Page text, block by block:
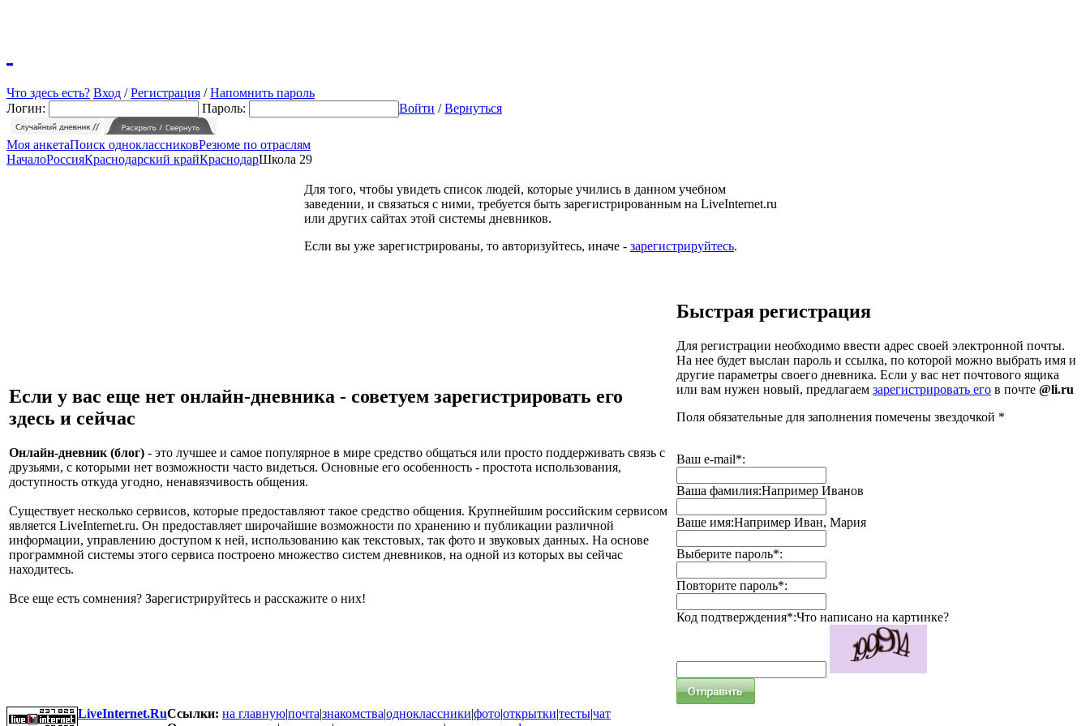
Что здесь есть? Вход /Регистрация /Напомнить пароль
Логин:
Пароль: Войти /Вернуться
Моя анкетаПоиск одноклассниковРезюме по отраслям
НачалоРоссияКраснодарский крайКраснодарШкола 29
Для того, чтобы увидеть список людей, которые учились в данном учебном
заведении, и связаться с ними, требуется быть зарегистрированным на LiveInternet.ru
или других сайтах этой системы дневников.
Если вы уже зарегистрированы, то авторизуйтесь, иначе - зарегистрируйтесь.
Если у вас еще нет онлайн-дневника - советуем зарегистрировать его
здесь и сейчас
Онлайн-дневник (блог) - это лучшее и самое популярное в мире средство общаться или просто поддерживать связь с
друзьями, с которыми нет возможности часто видеться. Основные его особенность - простота использования,
доступность откуда угодно, ненавязчивость общения.
Существует несколько сервисов, которые предоставляют такое средство общения. Крупнейшим российским сервисом
является LiveInternet.ru. Он предоставляет широчайшие возможности по хранению и публикации различной
информации, управлению доступом к ней, использованию как текстовых, так фото и звуковых данных. На основе
программной системы этого сервиса построено множество систем дневников, на одной из которых вы сейчас
находитесь.
Все еще есть сомнения? Зарегистрируйтесь и расскажите о них!
Быстрая регистрация
Для регистрации необходимо ввести адрес своей электронной почты.
На нее будет выслан пароль и ссылка, по которой можно выбрать имя и
другие параметры своего дневника. Если у вас нет почтового ящика
или вам нужен новый, предлагаем зарегистрировать его в почте @li.ru
Поля обязательные для заполнения помечены звездочкой *
Ваш e-mail*:
Ваша фамилия:Например Иванов
Ваше имя:Например Иван, Мария
Выберите пароль*:
Повторите пароль*:
Код подтверждения*:Что написано на картинке?
LiveInternet.RuСсылки: на главную|почта|знакомства|одноклассники|фото|открытки|тесты|чат